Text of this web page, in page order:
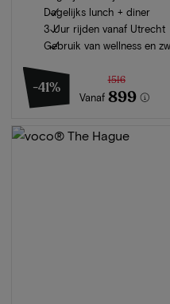
Dagelijks lunch + diner
3 Uur rijden vanaf Utrecht
Gebruik van wellness en
-41%
Vanaf
1516
899